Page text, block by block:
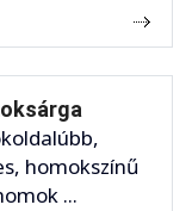
homokszínű
...